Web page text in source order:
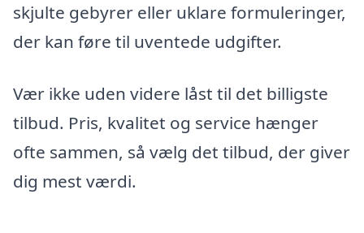
skjulte gebyrer eller uklare formuleringer,
der kan føre til uventede udgifter.
Vær ikke uden videre låst til det billigste
tilbud. Pris, kvalitet og service hænger
ofte sammen, så vælg det tilbud, der giver
dig mest værdi.